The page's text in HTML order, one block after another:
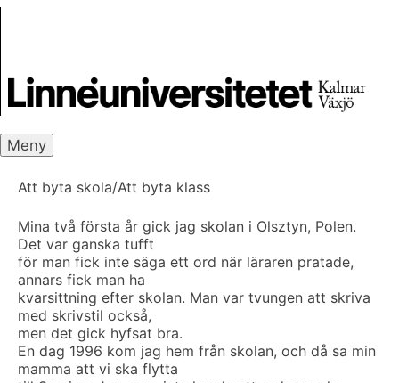
Meny
Att byta skola/Att byta klass
Mina två första år gick jag skolan i Olsztyn, Polen.
Det var ganska tufft
för man fick inte säga ett ord när läraren pratade,
annars fick man ha
kvarsittning efter skolan. Man var tvungen att skriva
med skrivstil också,
men det gick hyfsat bra.
En dag 1996 kom jag hem från skolan, och då sa min
mamma att vi ska flytta